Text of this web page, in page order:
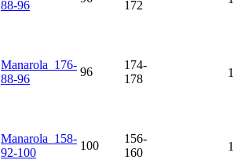
88-96
172
Manarola_176-
88-96
96
174-
178
Manarola_158-
92-100
100
156-
160